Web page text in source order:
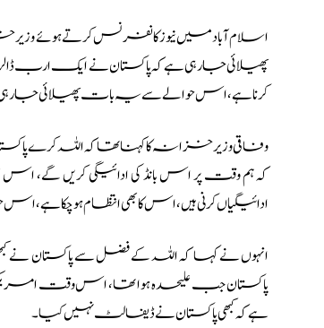
اسلام آباد میں نیوز کانفرنس کرتے ہوئے
پھیلائی جا رہی ہے کہ پاکستان نے ایک ارب
کرنا ہے، اس حوالے سے یہ بات پھیلائی جا رہی
وفاقی وزیر خزانہ کا کہنا تھا کہ اللہ کرے
کہ ہم وقت پر اس بانڈ کی ادائیگی کریں گے،
ادائیگیاں کرنی ہیں، اس کا بھی انتظام ہو چکا ہے،
پاکستان جب علیحدہ ہوا تھا، اس وقت امریکن
ہے کہ کبھی پاکستان نے ڈیفالٹ نہیں کیا۔